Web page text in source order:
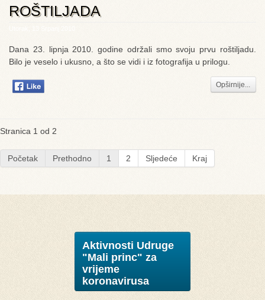
ROŠTILJADA
Dana 23. lipnja 2010. godine održali smo svoju prvu roštiljadu.
Bilo je veselo i ukusno, a što se vidi i iz fotografija u prilogu.
Opširnije...
Stranica 1 od 2
Početak Prethodno 1 2 Sljedeće Kraj
Aktivnosti Udruge
"Mali princ" za
vrijeme
koronavirusa